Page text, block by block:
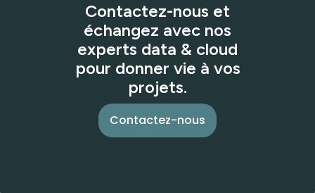
Contactez-nous et
échangez avec nos
experts data & cloud
pour donner vie à vos
projets.
Contactez-nous